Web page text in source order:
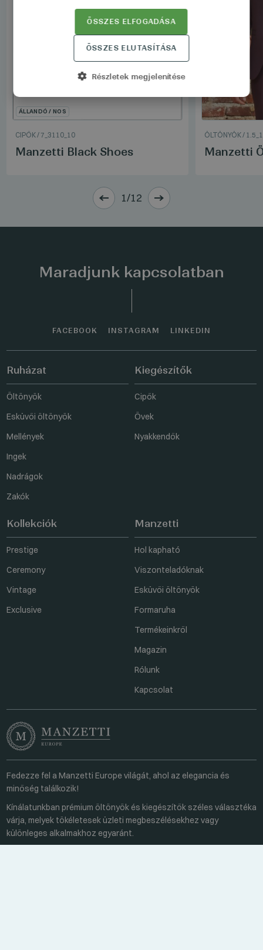
ÁLLANDÓ / NOS
CIPŐK/7_3110_10
Manzetti Black Shoes
ÖLTÖNYÖK/
Manzetti
1/12
Maradjunk kapcsolatban
FACEBOOK INSTAGRAM LINKEDIN
Ruházat
Öltönyök
Esküvői öltönyök
Mellények
Ingek
Nadrágok
Zakók
Kiegészítők
Cipők
Övek
Nyakkendők
Kollekciók
Prestige
Ceremony
Vintage
Exclusive
Manzetti
Hol kapható
Viszonteladóknak
Esküvői öltönyök
Formaruha
Termékeinkről
Magazin
Rólunk
Kapcsolat
Fedezze fel a Manzetti Europe világát, ahol az elegancia és
minőség találkozik!
Kínálatunkban prémium öltönyök és kiegészítők széles választéka
várja, melyek tökéletesek üzleti megbeszélésekhez vagy
különleges alkalmakhoz egyaránt.
ÖSSZES ELFOGADÁSA
ÖSSZES ELUTASÍTÁSA
Részletek megjelenítése